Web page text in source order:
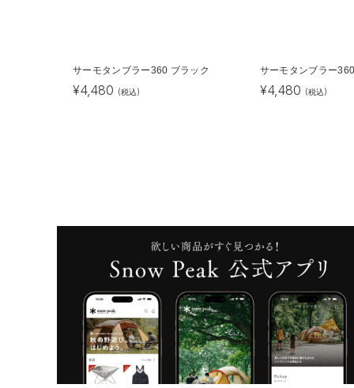
サーモタンブラー360 ブラック
¥4,480 (税込)
サーモタンブラー
¥4,480 (税込)